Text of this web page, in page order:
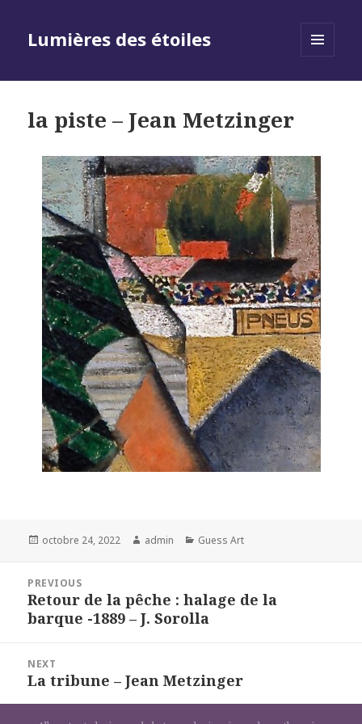
Lumières des étoiles
la piste – Jean Metzinger
Posted
octobre 24, 2022 Author
admin Categories
Guess Art
l’article
PREVIOUS
Previous
post:
Retour de la pêche : halage de la
barque -1889 – J. Sorolla
NEXT
Next
La tribune – Jean Metzinger